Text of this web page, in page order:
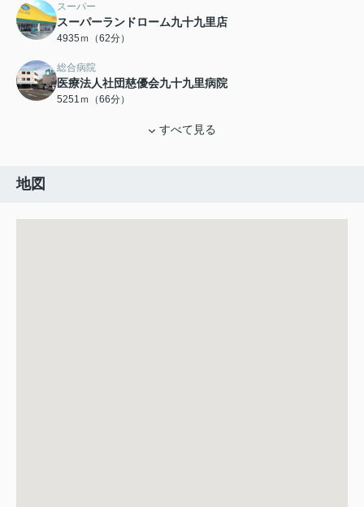
スーパー
スーパーランドローム九十九里店
4935ｍ（62分）
総合病院
医療法人社団慈優会九十九里病院
5251ｍ（66分）
すべて見る
地図